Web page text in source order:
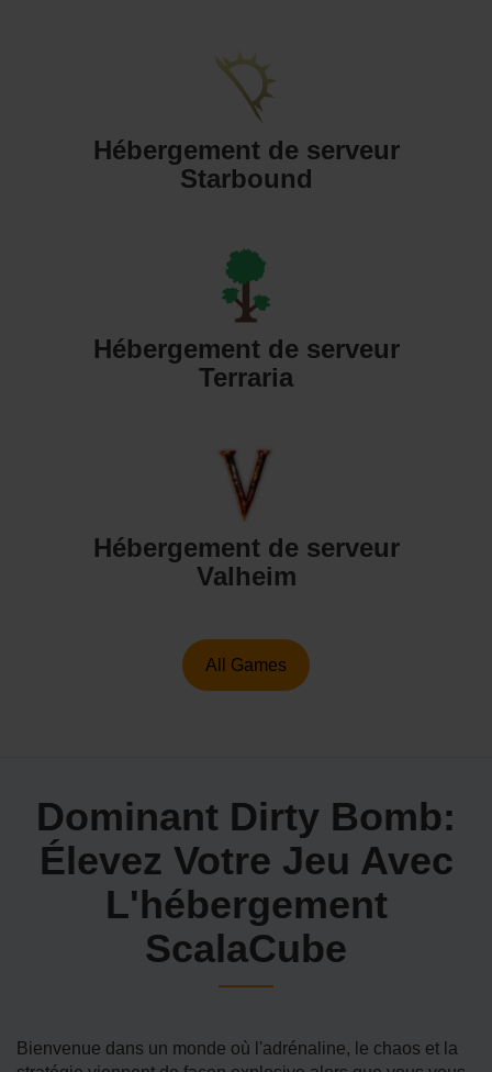
Hébergement de serveur
Starbound
Hébergement de serveur
Terraria
Hébergement de serveur
Valheim
All Games
Dominant Dirty Bomb:
Élevez Votre Jeu Avec
L'hébergement
ScalaCube
Bienvenue dans un monde où l'adrénaline, le chaos et la